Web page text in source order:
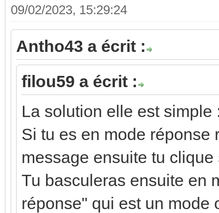
09/02/2023, 15:29:24
Antho43 a écrit :
filou59 a écrit :
La solution elle est simple
Si tu es en mode réponse
message ensuite tu
Tu basculeras ensuite en
réponse" qui est un mode